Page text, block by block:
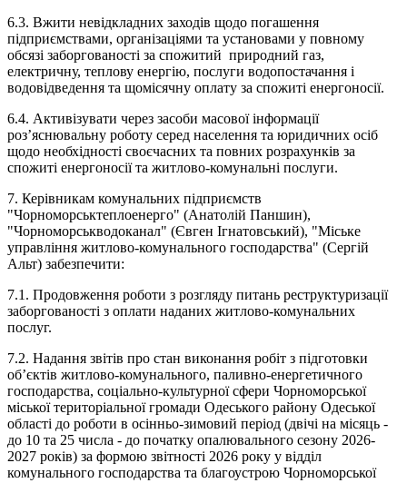
6.3. Вжити невідкладних заходів щодо погашення
підприємствами, організаціями та установами у повному
обсязі заборгованості за спожитий природний газ,
електричну, теплову енергію, послуги водопостачання і
водовідведення та щомісячну оплату за спожиті енергоносії.
6.4. Активізувати через засоби масової інформації
роз’яснювальну роботу серед населення та юридичних осіб
щодо необхідності своєчасних та повних розрахунків за
спожиті енергоносії та житлово-комунальні послуги.
7. Керівникам комунальних підприємств
"Чорноморськтеплоенерго" (Анатолій Паншин),
"Чорноморськводоканал" (Євген Ігнатовський), "Міське
управління житлово-комунального господарства" (Сергій
Альт) забезпечити:
7.1. Продовження роботи з розгляду питань реструктуризації
заборгованості з оплати наданих житлово-комунальних
послуг.
7.2. Надання звітів про стан виконання робіт з підготовки
об’єктів житлово-комунального, паливно-енергетичного
господарства, соціально-культурної сфери Чорноморської
міської територіальної громади Одеського району Одеської
області до роботи в осінньо-зимовий період (двічі на місяць -
до 10 та 25 числа - до початку опалювального сезону 2026-
2027 років) за формою звітності 2026 року у відділ
комунального господарства та благоустрою Чорноморської